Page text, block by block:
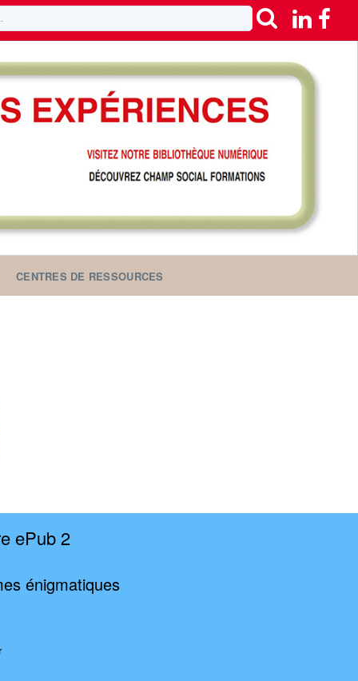
CENTRES DE RESSOURCES
ePub 2
énigmatiques